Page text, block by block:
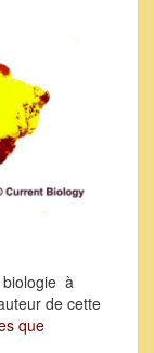
biologie à
de cette
que